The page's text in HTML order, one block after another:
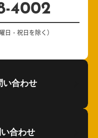
4002
・祝日を除く）
い合わせ
合わせ